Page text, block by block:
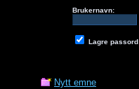
Brukernavn:
Lagre passord
Nytt emne